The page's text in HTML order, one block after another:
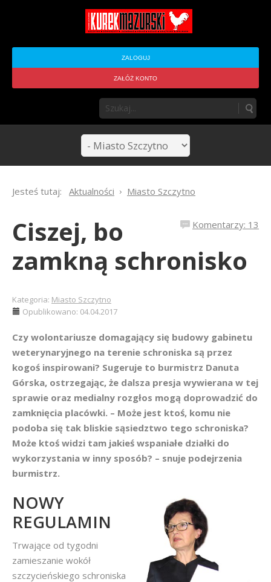
ZALOGUJ
ZAŁÓŻ KONTO
Jesteś tutaj: Aktualności Miasto Szczytno
Komentarzy: 13
Ciszej, bo
zamkną schronisko
Kategoria: Miasto Szczytno
Opublikowano: 04.04.2017
Czy wolontariusze domagający się budowy gabinetu
weterynaryjnego na terenie schroniska są przez
kogoś inspirowani? Sugeruje to burmistrz Danuta
Górska, ostrzegając, że dalsza presja wywierana w tej
sprawie oraz medialny rozgłos mogą doprowadzić do
zamknięcia placówki. – Może jest ktoś, komu nie
podoba się tak bliskie sąsiedztwo tego schroniska?
Może ktoś widzi tam jakieś wspaniałe działki do
wykorzystania w inny sposób? – snuje podejrzenia
burmistrz.
NOWY
REGULAMIN
Trwające od tygodni
zamieszanie wokół
szczycieńskiego schroniska